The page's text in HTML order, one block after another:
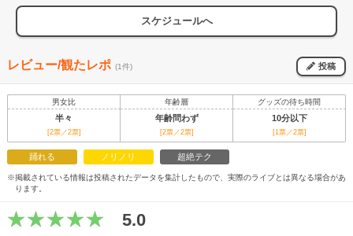
スケジュールへ
レビュー/観たレポ (1件) 投稿
男女比 年齢層 グッズの待ち時間
半々 年齢問わず 10分以下
[2票／2票] [2票／2票] [1票／2票]
踊れる ノリノリ 超絶テク
※掲載されている情報は投稿されたデータを集計したもので、実際のライブとは異なる場合があ
ります。
5.0